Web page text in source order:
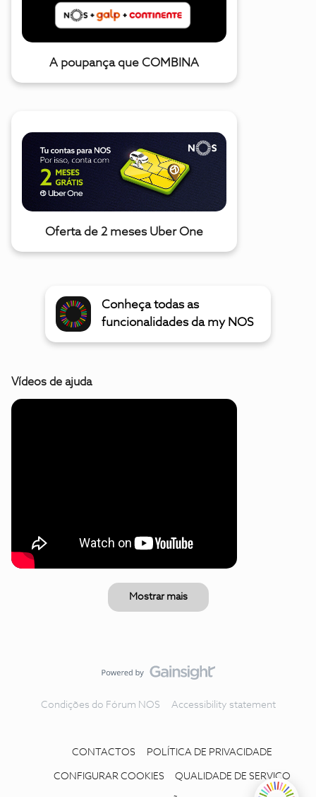
A poupança que COMBINA
Oferta de 2 meses Uber One
Conheça todas as
funcionalidades da my NOS
Vídeos de ajuda
Mostrar mais
Condições do Fórum NOS Accessibility statement
CONTACTOS POLÍTICA DE PRIVACIDADE
CONFIGURAR COOKIES QUALIDADE DE SERVIÇO